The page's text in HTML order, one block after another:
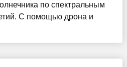
по спектральным
С помощью дрона и